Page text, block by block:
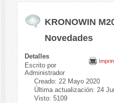
KRONOWIN
Novedades
Detalles
Escrito por
Administrador
Creado: 22 Mayo 2020
Última actualización: 24
Visto: 5109